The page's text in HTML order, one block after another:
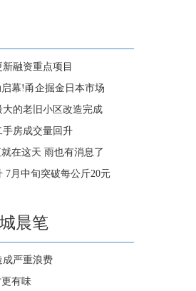
融资重点项目
幕!甬企掘金日本市场
的老旧小区改造完成
房成交量回升
在这天 雨也有消息了
7月中旬突破每公斤20元
晨笔
成严重浪费
有味